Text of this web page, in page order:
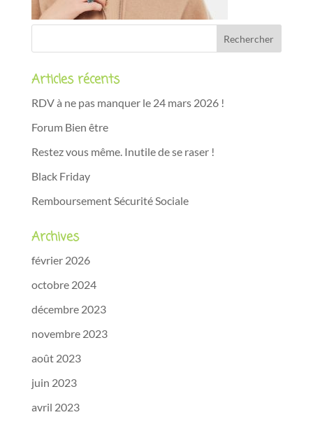
Articles récents
RDV à ne pas manquer le 24 mars 2026 !
Forum Bien être
Restez vous même. Inutile de se raser !
Black Friday
Remboursement Sécurité Sociale
Archives
février 2026
octobre 2024
décembre 2023
novembre 2023
août 2023
juin 2023
avril 2023